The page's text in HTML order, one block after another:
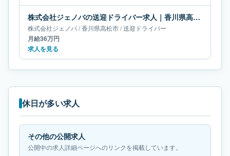
株式会社ジェノバの送迎ドライバー求人｜香川県高松市｜月給36万円
株式会社ジェノバ/香川県高松市/送迎ドライバー
月給36万円
求人を見る
休日が多い求人
その他の公開求人
公開中の求人詳細ページへのリンクを掲載しています。